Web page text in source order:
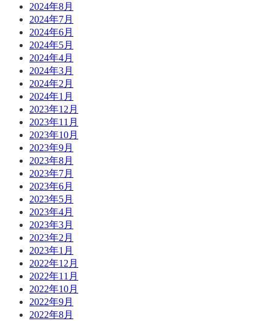
2024年8月
2024年7月
2024年6月
2024年5月
2024年4月
2024年3月
2024年2月
2024年1月
2023年12月
2023年11月
2023年10月
2023年9月
2023年8月
2023年7月
2023年6月
2023年5月
2023年4月
2023年3月
2023年2月
2023年1月
2022年12月
2022年11月
2022年10月
2022年9月
2022年8月